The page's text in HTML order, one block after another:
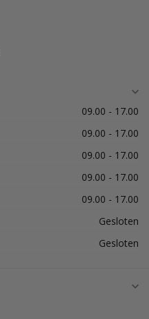
09.00 - 17.00
09.00 - 17.00
09.00 - 17.00
09.00 - 17.00
09.00 - 17.00
Gesloten
Gesloten